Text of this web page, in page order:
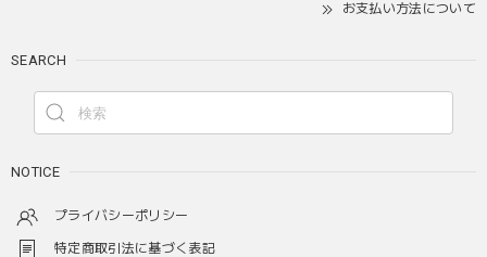
お支払い方法について
SEARCH
NOTICE
プライバシーポリシー
特定商取引法に基づく表記